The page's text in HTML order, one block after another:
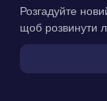
Розгадуйте
щоб розвинути